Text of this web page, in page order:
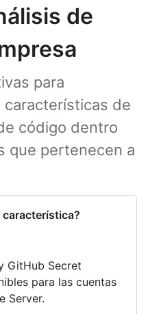
de
para
de
código dentro
que pertenecen a
GitHub Secret
para las cuentas
Server.